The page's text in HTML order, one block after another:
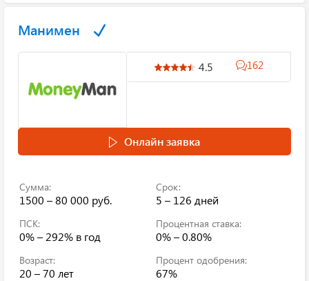
Манимен
4.5 162
Онлайн заявка
Сумма:
1500 – 80 000 руб.
Срок:
5 – 126 дней
ПСК:
0% – 292% в год
Процентная ставка:
0% – 0.80%
Возраст:
20 – 70 лет
Процент одобрения:
67%